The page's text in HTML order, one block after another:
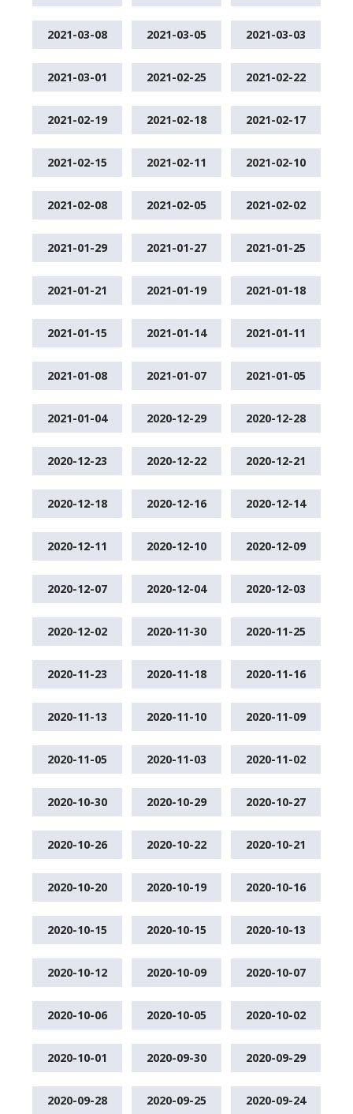
2021-03-08 2021-03-05 2021-03-03
2021-03-01 2021-02-25 2021-02-22
2021-02-19 2021-02-18 2021-02-17
2021-02-15 2021-02-11 2021-02-10
2021-02-08 2021-02-05 2021-02-02
2021-01-29 2021-01-27 2021-01-25
2021-01-21 2021-01-19 2021-01-18
2021-01-15 2021-01-14 2021-01-11
2021-01-08 2021-01-07 2021-01-05
2021-01-04 2020-12-29 2020-12-28
2020-12-23 2020-12-22 2020-12-21
2020-12-18 2020-12-16 2020-12-14
2020-12-11 2020-12-10 2020-12-09
2020-12-07 2020-12-04 2020-12-03
2020-12-02 2020-11-30 2020-11-25
2020-11-23 2020-11-18 2020-11-16
2020-11-13 2020-11-10 2020-11-09
2020-11-05 2020-11-03 2020-11-02
2020-10-30 2020-10-29 2020-10-27
2020-10-26 2020-10-22 2020-10-21
2020-10-20 2020-10-19 2020-10-16
2020-10-15 2020-10-15 2020-10-13
2020-10-12 2020-10-09 2020-10-07
2020-10-06 2020-10-05 2020-10-02
2020-10-01 2020-09-30 2020-09-29
2020-09-28 2020-09-25 2020-09-24